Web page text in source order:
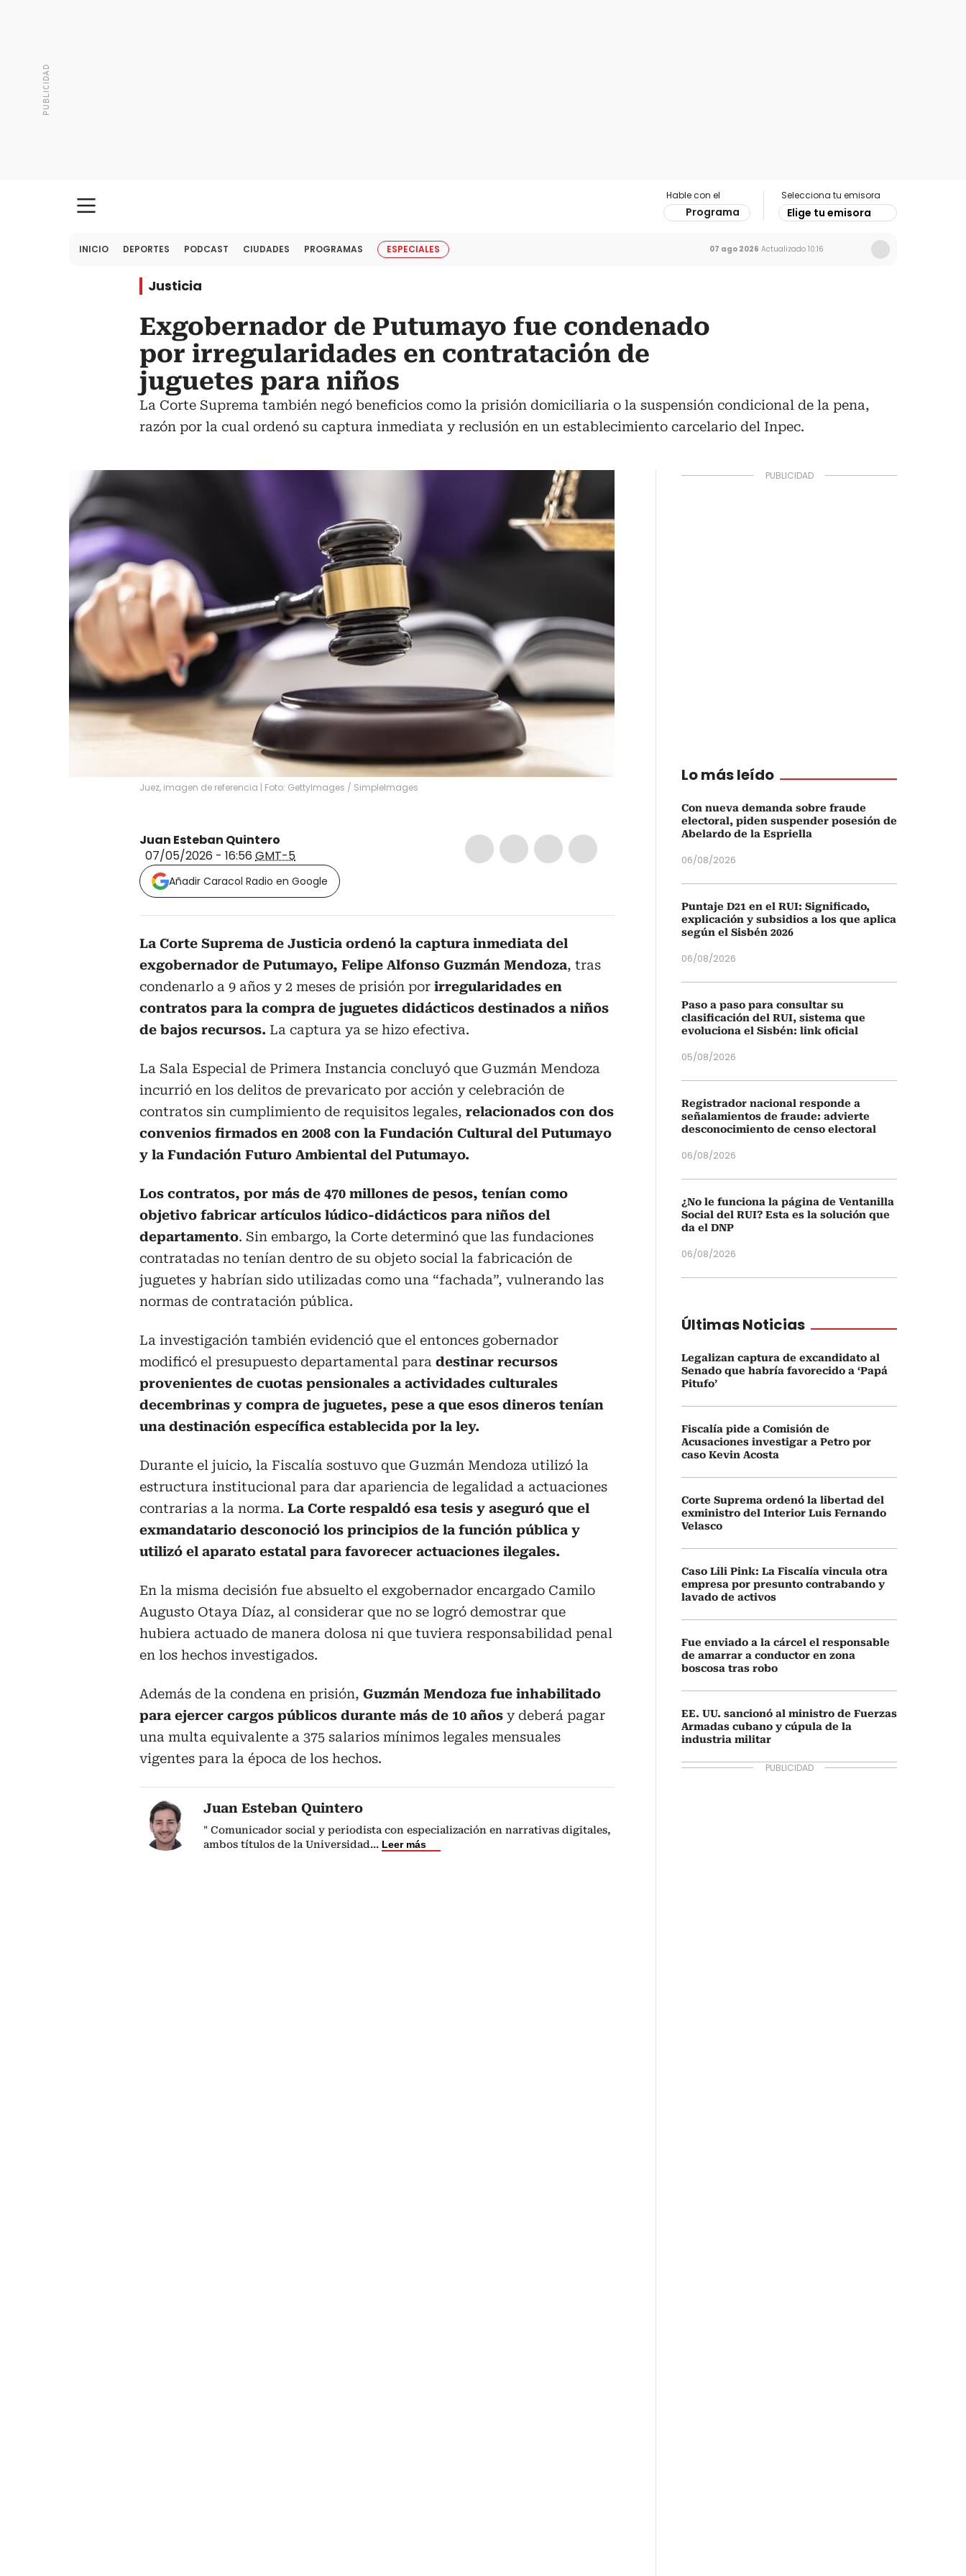
Hable con el
Programa
Selecciona tu emisora
Elige tu emisora
INICIO DEPORTES PODCAST CIUDADES PROGRAMAS ESPECIALES 07 ago 2026 Actualizado 10:16
Justicia
Exgobernador de Putumayo fue condenado
por irregularidades en contratación de
juguetes para niños
La Corte Suprema también negó beneficios como la prisión domiciliaria o la suspensión condicional de la pena,
razón por la cual ordenó su captura inmediata y reclusión en un establecimiento carcelario del Inpec.
Juez, imagen de referencia | Foto: GettyImages / SimpleImages
Juan Esteban Quintero
07/05/2026 - 16:56 GMT-5
Añadir Caracol Radio en Google
La Corte Suprema de Justicia ordenó la captura inmediata del
exgobernador de Putumayo, Felipe Alfonso Guzmán Mendoza, tras
condenarlo a 9 años y 2 meses de prisión por irregularidades en
contratos para la compra de juguetes didácticos destinados a niños
de bajos recursos. La captura ya se hizo efectiva.
La Sala Especial de Primera Instancia concluyó que Guzmán Mendoza
incurrió en los delitos de prevaricato por acción y celebración de
contratos sin cumplimiento de requisitos legales, relacionados con dos
convenios firmados en 2008 con la Fundación Cultural del Putumayo
y la Fundación Futuro Ambiental del Putumayo.
Los contratos, por más de 470 millones de pesos, tenían como
objetivo fabricar artículos lúdico-didácticos para niños del
departamento. Sin embargo, la Corte determinó que las fundaciones
contratadas no tenían dentro de su objeto social la fabricación de
juguetes y habrían sido utilizadas como una “fachada”, vulnerando las
normas de contratación pública.
La investigación también evidenció que el entonces gobernador
modificó el presupuesto departamental para destinar recursos
provenientes de cuotas pensionales a actividades culturales
decembrinas y compra de juguetes, pese a que esos dineros tenían
una destinación específica establecida por la ley.
Durante el juicio, la Fiscalía sostuvo que Guzmán Mendoza utilizó la
estructura institucional para dar apariencia de legalidad a actuaciones
contrarias a la norma. La Corte respaldó esa tesis y aseguró que el
exmandatario desconoció los principios de la función pública y
utilizó el aparato estatal para favorecer actuaciones ilegales.
En la misma decisión fue absuelto el exgobernador encargado Camilo
Augusto Otaya Díaz, al considerar que no se logró demostrar que
hubiera actuado de manera dolosa ni que tuviera responsabilidad penal
en los hechos investigados.
Además de la condena en prisión, Guzmán Mendoza fue inhabilitado
para ejercer cargos públicos durante más de 10 años y deberá pagar
una multa equivalente a 375 salarios mínimos legales mensuales
vigentes para la época de los hechos.
Juan Esteban Quintero
" Comunicador social y periodista con especialización en narrativas digitales,
ambos títulos de la Universidad... Leer más
Lo más leído
Con nueva demanda sobre fraude
electoral, piden suspender posesión de
Abelardo de la Espriella
06/08/2026
Puntaje D21 en el RUI: Significado,
explicación y subsidios a los que aplica
según el Sisbén 2026
06/08/2026
Paso a paso para consultar su
clasificación del RUI, sistema que
evoluciona el Sisbén: link oficial
05/08/2026
Registrador nacional responde a
señalamientos de fraude: advierte
desconocimiento de censo electoral
06/08/2026
¿No le funciona la página de Ventanilla
Social del RUI? Esta es la solución que
da el DNP
06/08/2026
Últimas Noticias
Legalizan captura de excandidato al
Senado que habría favorecido a ‘Papá
Pitufo’
Fiscalía pide a Comisión de
Acusaciones investigar a Petro por
caso Kevin Acosta
Corte Suprema ordenó la libertad del
exministro del Interior Luis Fernando
Velasco
Caso Lili Pink: La Fiscalía vincula otra
empresa por presunto contrabando y
lavado de activos
Fue enviado a la cárcel el responsable
de amarrar a conductor en zona
boscosa tras robo
EE. UU. sancionó al ministro de Fuerzas
Armadas cubano y cúpula de la
industria militar